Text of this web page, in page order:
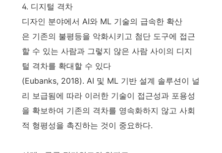
4. 디지털 격차
디자인 분야에서 AI와 ML 기술의 급속한 확산
은 기존의 불평등을 악화시키고 첨단 도구에 접근
할 수 있는 사람과 그렇지 않은 사람 사이의 디지
털 격차를 확대할 수 있다
(Eubanks, 2018). AI 및 ML 기반 설계 솔루션이 널
리 보급됨에 따라 이러한 기술이 접근성과 포용성
을 확보하여 기존의 격차를 영속화하지 않고 사회
적 형평성을 촉진하는 것이 중요하다.